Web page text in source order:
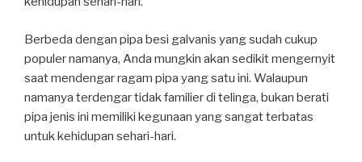
Berbeda dengan pipa besi galvanis yang sudah cukup
populer namanya, Anda mungkin akan sedikit mengernyit
saat mendengar ragam pipa yang satu ini. Walaupun
namanya terdengar tidak familier di telinga, bukan berati
pipa jenis ini memiliki kegunaan yang sangat terbatas
untuk kehidupan sehari-hari.